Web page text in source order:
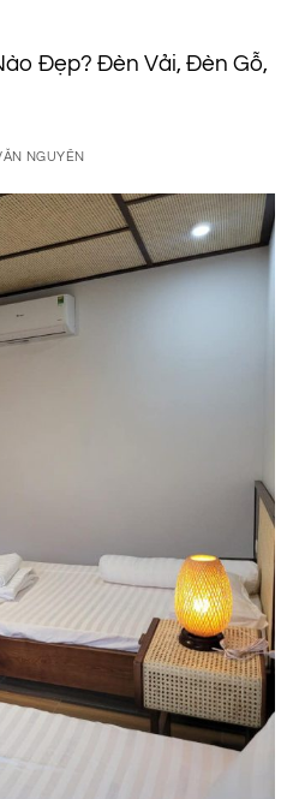
Đẹp? Đèn Vải, Đèn Gỗ,
NGUYÊN